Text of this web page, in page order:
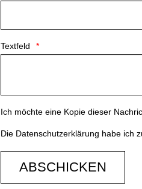
Textfeld
Ich möchte eine Kopie dieser
Die Datenschutzerklärung habe ich
ABSCHICKEN